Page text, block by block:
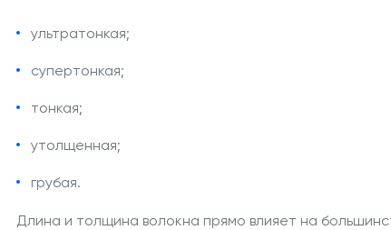
ультратонкая;
супертонкая;
тонкая;
утолщенная;
грубая.
Длина и толщина волокна прямо влияет на